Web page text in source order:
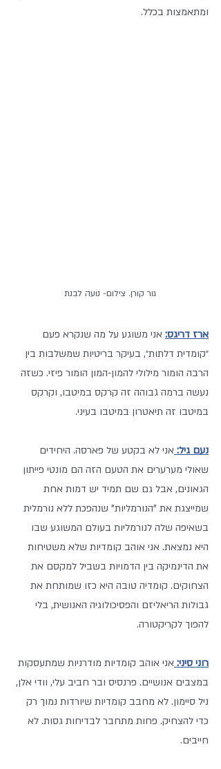
ומתאמצות בכלל.
גור קורן. צילום- נועה לבנת
ארז דריגס: אני משוגע על מה שנקרא פעם
״קומדית דלתות״, בעיקר בריטיות שמשלבות בין
הרבה הומור מילולי להמון-המון הומור פיזי. כשזה
נעשה ברמה גבוהה זה קרקס במיטבו, וקרקס
במיטבו זה תיאטרון במיטבו בעיני.
נעם גיל: אני לא בקטע של פארסה. היחידים
שאולי מערערים את הטעם הזה הם מונטי פייתון
הגאונים, אבל גם שם תמיד יש דמות אחת
שמייצגת את "הנורמליות" שנהפכת ללא נורמלית
בשאיפה שלה לנורמליות בעולם המשוגע שבו
היא נמצאת. אני אוהב קומדיות שלא משטיחות
את הדינמיקה בין הדמויות בשביל למקסם את
הצחוקים. קומדיה טובה היא כזו שמותחת את
גבולות הריאליזם והפסיכולוגיה האנושית, בלי
להפוך לקריקטורה.
רוני סיני: אני אוהב קומדיות מודרניות שמתעסקות
במצבים אנושיים. פרנסיס ובר חביב עלי, וודי אלן,
ניל סיימון. לא מחבב קומדיות שיורדות נמוך רק
כדי להצחיק. פחות מתחבר לבדיחות גסות. לא
חייבים.